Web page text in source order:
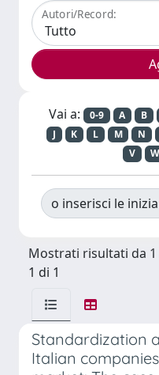
Autori/Record:
Vai a: 0-9 A B
J
K L M N
V
W
o inserisci le
Mostrati risultati da 1
1 di 1
Standardization
Italian